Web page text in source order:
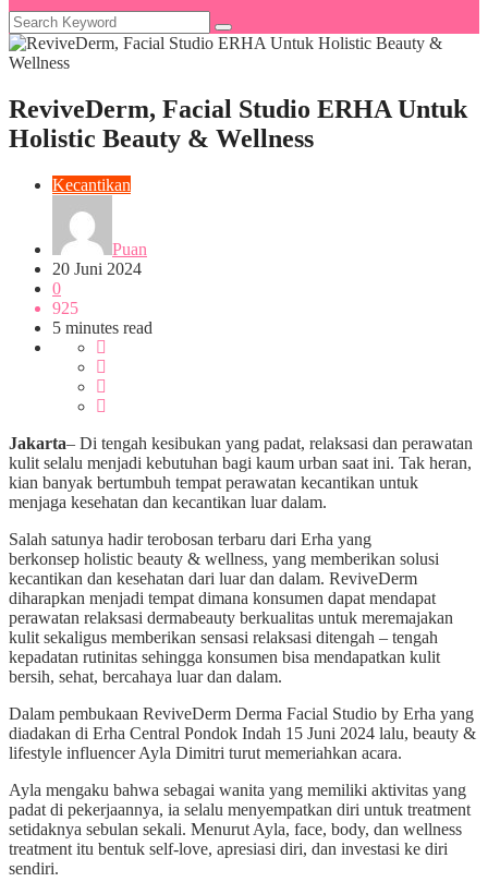
ReviveDerm, Facial Studio ERHA Untuk
Holistic Beauty & Wellness
Kecantikan
Puan
20 Juni 2024
0
925
5 minutes read
Jakarta– Di tengah kesibukan yang padat, relaksasi dan perawatan
kulit selalu menjadi kebutuhan bagi kaum urban saat ini. Tak heran,
kian banyak bertumbuh tempat perawatan kecantikan untuk
menjaga kesehatan dan kecantikan luar dalam.
Salah satunya hadir terobosan terbaru dari Erha yang
berkonsep holistic beauty & wellness, yang memberikan solusi
kecantikan dan kesehatan dari luar dan dalam. ReviveDerm
diharapkan menjadi tempat dimana konsumen dapat mendapat
perawatan relaksasi dermabeauty berkualitas untuk meremajakan
kulit sekaligus memberikan sensasi relaksasi ditengah – tengah
kepadatan rutinitas sehingga konsumen bisa mendapatkan kulit
bersih, sehat, bercahaya luar dan dalam.
Dalam pembukaan ReviveDerm Derma Facial Studio by Erha yang
diadakan di Erha Central Pondok Indah 15 Juni 2024 lalu, beauty &
lifestyle influencer Ayla Dimitri turut memeriahkan acara.
Ayla mengaku bahwa sebagai wanita yang memiliki aktivitas yang
padat di pekerjaannya, ia selalu menyempatkan diri untuk treatment
setidaknya sebulan sekali. Menurut Ayla, face, body, dan wellness
treatment itu bentuk self-love, apresiasi diri, dan investasi ke diri
sendiri.